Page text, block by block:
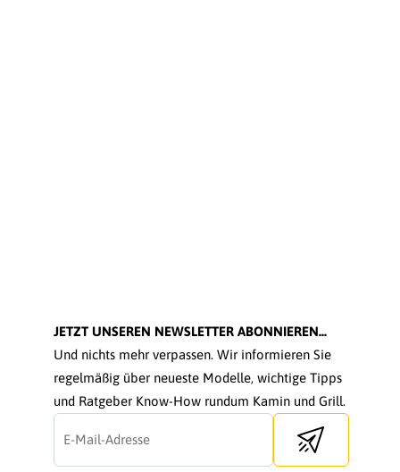
JETZT UNSEREN NEWSLETTER ABONNIEREN...
Und nichts mehr verpassen. Wir informieren Sie
regelmäßig über neueste Modelle, wichtige Tipps
und Ratgeber Know-How rundum Kamin und Grill.
Send newsletter